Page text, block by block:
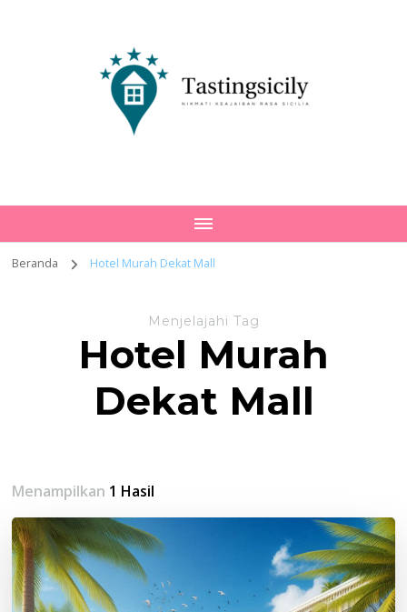
Beranda Hotel Murah Dekat Mall
Menjelajahi Tag
Hotel Murah
Dekat Mall
Menampilkan 1 Hasil